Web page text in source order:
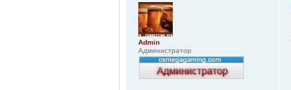
Admin
Администратор